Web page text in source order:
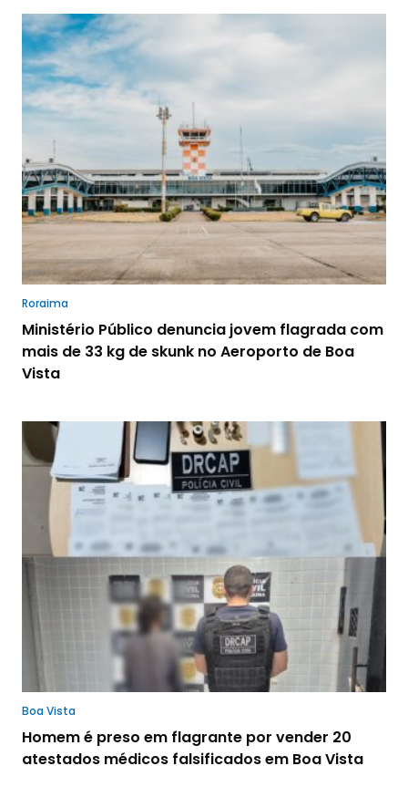
Roraima
Ministério Público denuncia jovem flagrada com
mais de 33 kg de skunk no Aeroporto de Boa
Vista
Boa Vista
Homem é preso em flagrante por vender 20
atestados médicos falsificados em Boa Vista